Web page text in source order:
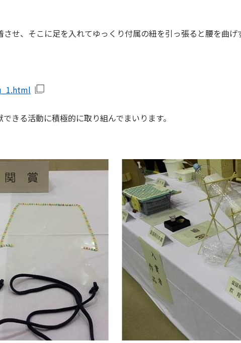
せ、そこに足を入れてゆっくり付属の紐を引っ張ると腰を曲げ
る活動に積極的に取り組んでまいります。